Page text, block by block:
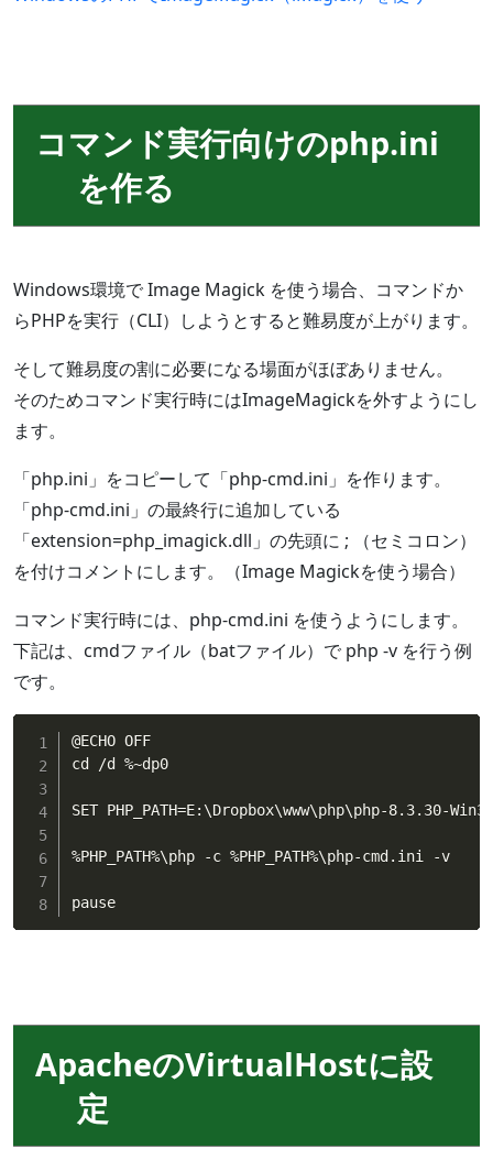
コマンド実行向けのphp.ini
を作る
Windows環境で Image Magick を使う場合、コマンドか
らPHPを実行（CLI）しようとすると難易度が上がります。
そして難易度の割に必要になる場面がほぼありません。
そのためコマンド実行時にはImageMagickを外すようにし
ます。
「php.ini」をコピーして「php-cmd.ini」を作ります。
「php-cmd.ini」の最終行に追加している
「extension=php_imagick.dll」の先頭に ; （セミコロン）
を付けコメントにします。（Image Magickを使う場合）
コマンド実行時には、php-cmd.ini を使うようにします。
下記は、cmdファイル（batファイル）で php -v を行う例
です。
@ECHO OFF
cd /d %~dp0
SET PHP_PATH=E:\Dropbox\www\php\php-8.3.30-
%PHP_PATH%\php -c %PHP_PATH%\php-cmd.ini -v
pause
ApacheのVirtualHostに設
定